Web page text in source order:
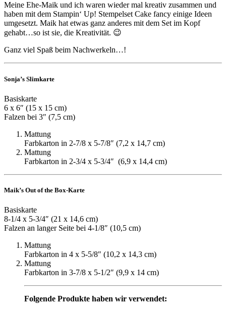
Meine Ehe-Maik und ich waren wieder mal kreativ zusammen und
haben mit dem Stampin‘ Up! Stempelset Cake fancy einige Ideen
umgesetzt. Maik hat etwas ganz anderes mit dem Set im Kopf
gehabt…so ist sie, die Kreativität. 😉
Ganz viel Spaß beim Nachwerkeln…!
Sonja’s Slimkarte
Basiskarte
6 x 6″ (15 x 15 cm)
Falzen bei 3″ (7,5 cm)
Mattung
Farbkarton in 2-7/8 x 5-7/8″ (7,2 x 14,7 cm)
Mattung
Farbkarton in 2-3/4 x 5-3/4″ (6,9 x 14,4 cm)
Maik’s Out of the Box-Karte
Basiskarte
8-1/4 x 5-3/4″ (21 x 14,6 cm)
Falzen an langer Seite bei 4-1/8″ (10,5 cm)
Mattung
Farbkarton in 4 x 5-5/8″ (10,2 x 14,3 cm)
Mattung
Farbkarton in 3-7/8 x 5-1/2″ (9,9 x 14 cm)
Folgende Produkte haben wir verwendet: